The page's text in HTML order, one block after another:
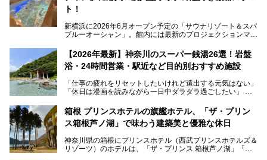
は必見です。
ト！
新横浜に2026年6月オープン予定の「サウナリゾート＆スパ
ブルーオーシャン」。館内には最新のプロジェクションマッ
的な“没入感（イマーシブ）”を体験できます。
今回は、そんな大注目の施設に一足先にお邪魔し、その全貌
を見学させていただきました！
サウナ室の中に咲き誇る桜、魚たちが泳ぐ水風呂、そしてバ
リのビーチを思わせる休憩スペース…。驚きの連続だった館
内の様子をレポートします！
【2026年最新】神奈川のスーパー銭湯26選！岩盤
浴・24時間営業・駅近など目的別おすすめ施設
「仕事の疲れをリセットしたいけれど遠出する元気はない」
「休日は漫画を読みながら一日中ダラダラ過ごしたい」
たい」
そんな「癒やされたい」という願いを叶えてくれるのが、神
神奈川県には、サウナや岩盤浴、一日中遊べるエンタメ施設
など、“非日常”を味わえるスーパー銭湯が数多く揃っていま
箱根 プリンスホテルの旗艦ホテル、「ザ・プリン
ス箱根芦ノ湖」で味わう建築美と優雅な休日
神奈川県の箱根にプリンスホテル（西武プリンスホテルズ＆
リゾーツ）のホテルは、「ザ・プリンス 箱根芦ノ湖」「芦